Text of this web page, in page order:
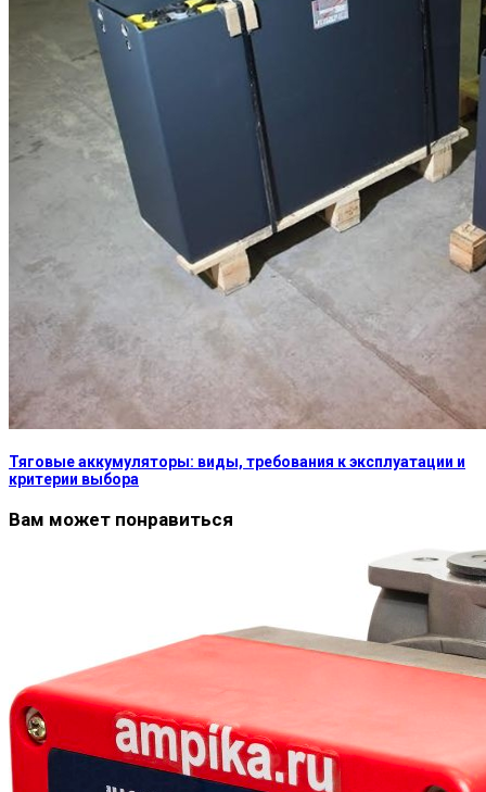
Тяговые аккумуляторы: виды, требования к эксплуатации и
критерии выбора
Вам может понравиться